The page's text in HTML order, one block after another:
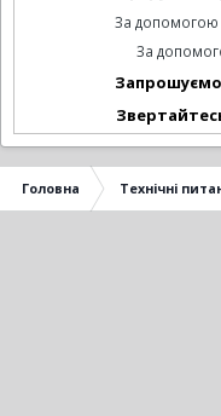
За
За
Запрошуємо
Головна Технічні